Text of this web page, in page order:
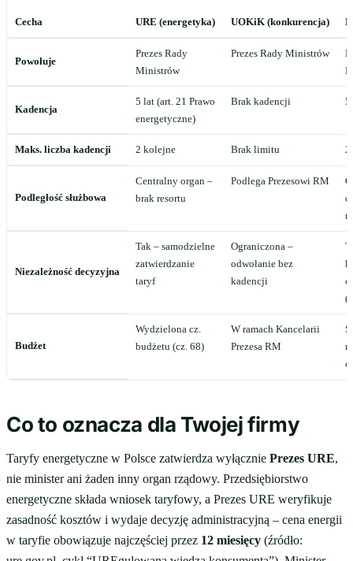
Cecha URE (energetyka) UOKiK (konkurencja)
Powołuje
Prezes Rady
Ministrów
Prezes Rady Ministrów
Kadencja
5 lat (art. 21 Prawo
energetyczne)
Brak kadencji 5
Maks. liczba kadencji 2 kolejne Brak limitu 2
Podległość służbowa
Centralny organ –
brak resortu
Podlega Prezesowi RM
Niezależność decyzyjna
Tak – samodzielne
zatwierdzanie
taryf
Ograniczona –
odwołanie bez
kadencji
Budżet
Wydzielona cz.
budżetu (cz. 68)
W ramach Kancelarii
Prezesa RM
Co to oznacza dla Twojej firmy
Taryfy energetyczne w Polsce zatwierdza wyłącznie Prezes URE,
nie minister ani żaden inny organ rządowy. Przedsiębiorstwo
energetyczne składa wniosek taryfowy, a Prezes URE weryfikuje
zasadność kosztów i wydaje decyzję administracyjną – cena energii
w taryfie obowiązuje najczęściej przez 12 miesięcy (źródło: